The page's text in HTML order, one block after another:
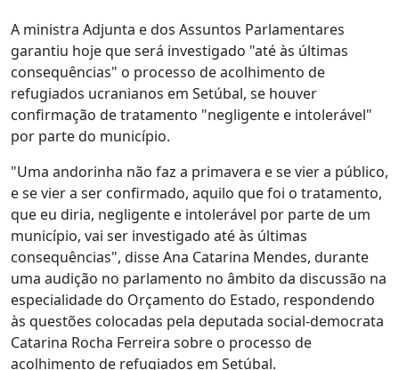
A ministra Adjunta e dos Assuntos Parlamentares
garantiu hoje que será investigado "até às últimas
consequências" o processo de acolhimento de
refugiados ucranianos em Setúbal, se houver
confirmação de tratamento "negligente e intolerável"
por parte do município.
"Uma andorinha não faz a primavera e se vier a público,
e se vier a ser confirmado, aquilo que foi o tratamento,
que eu diria, negligente e intolerável por parte de um
município, vai ser investigado até às últimas
consequências", disse Ana Catarina Mendes, durante
uma audição no parlamento no âmbito da discussão na
especialidade do Orçamento do Estado, respondendo
às questões colocadas pela deputada social-democrata
Catarina Rocha Ferreira sobre o processo de
acolhimento de refugiados em Setúbal.